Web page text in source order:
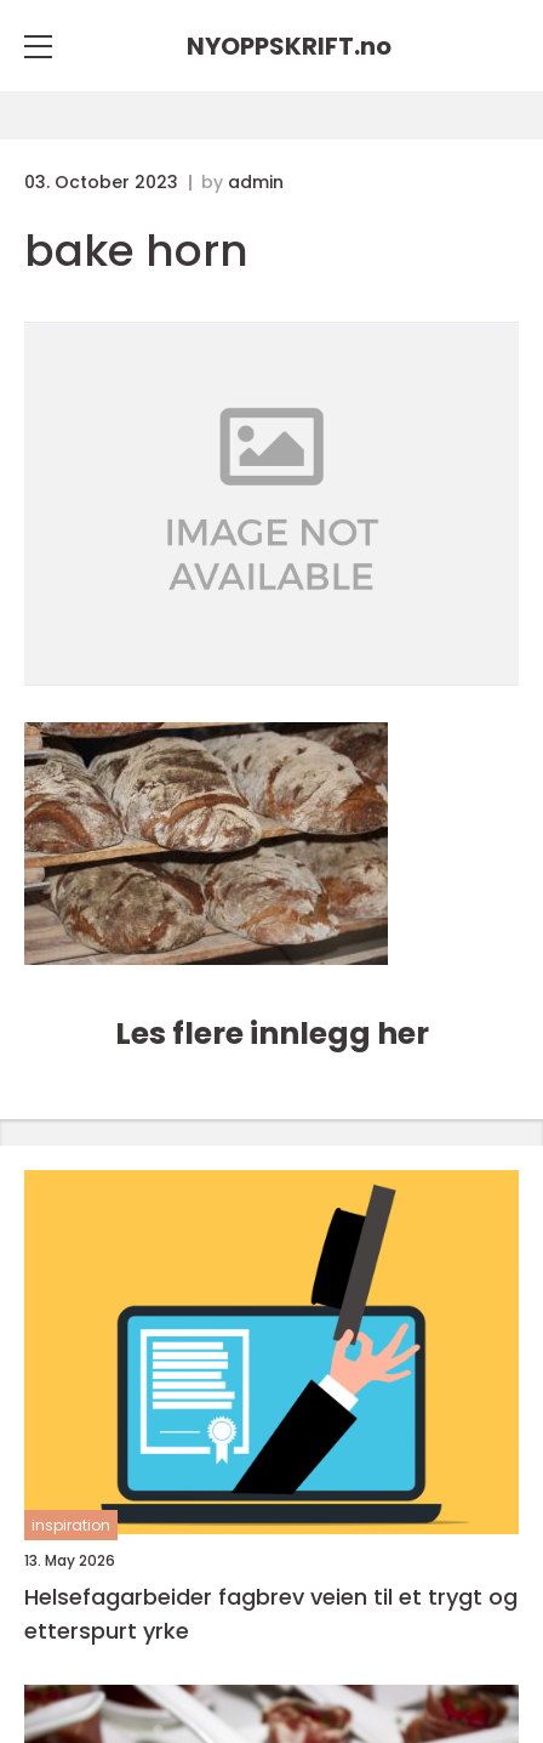
NYOPPSKRIFT.no
03. October 2023 by admin
bake horn
Les flere innlegg her
inspiration
13. May 2026
Helsefagarbeider fagbrev veien til et trygt og
etterspurt yrke